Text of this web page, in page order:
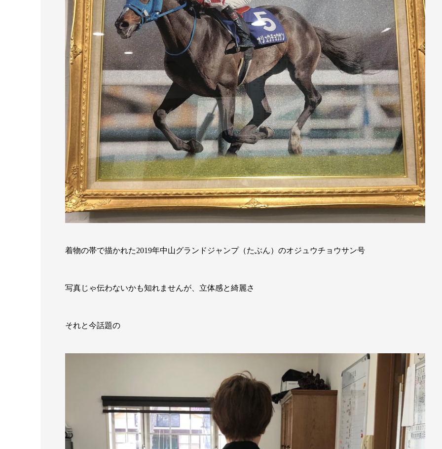
着物の帯で描かれた2019年中山グランドジャンプ（たぶん）のオジュウチョウサン号
写真じゃ伝わないかも知れませんが、立体感と綺麗さ
それと今話題の